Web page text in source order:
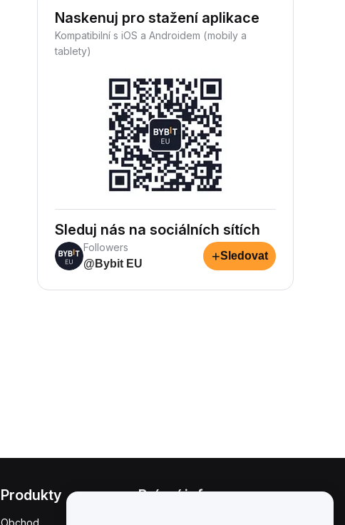
Naskenuj pro stažení aplikace
Kompatibilní s iOS a Androidem (mobily a
tablety)
Sleduj nás na sociálních sítích
Followers
@Bybit EU
+Sledovat
Produkty
Obchod
Právní informace